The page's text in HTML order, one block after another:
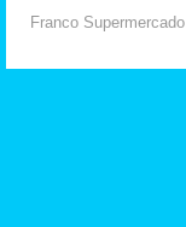
Franco Supermercado